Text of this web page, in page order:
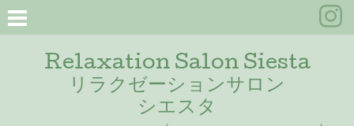
Relaxation Salon Siesta
リラクゼーションサロン
シエスタ